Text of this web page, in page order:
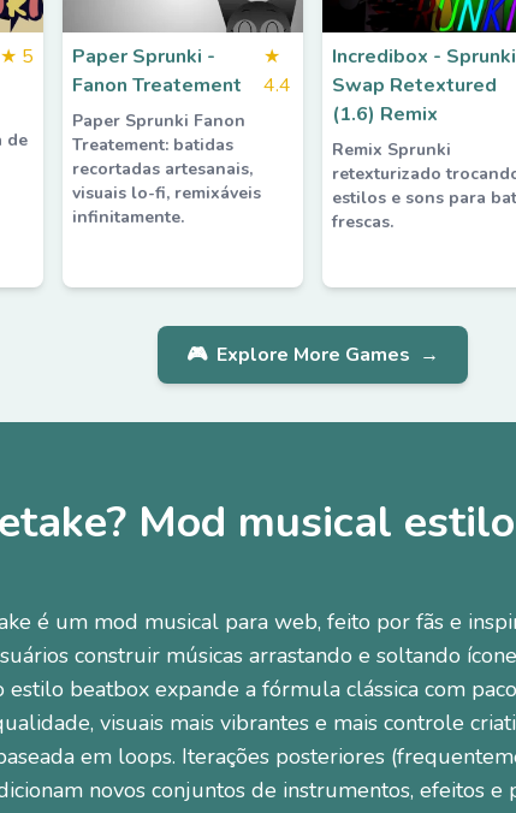
★ 5
de
Paper Sprunki -
Fanon Treatement
★
4.4
Paper Sprunki Fanon
Treatement: batidas
recortadas artesanais,
visuais lo-fi, remixáveis
infinitamente.
Incredibox - Sprunki
Swap Retextured
(1.6) Remix
Remix Sprunki
retexturizado
estilos e sons para
frescas.
🎮 Explore More Games →
Mod musical
é um mod musical para web, feito por fãs e
construir músicas arrastando e soltando
beatbox expande a fórmula clássica com
visuais mais vibrantes e mais controle
em loops. Iterações posteriores
novos conjuntos de instrumentos, efeitos